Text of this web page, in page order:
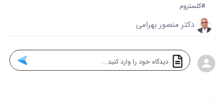
#کلستروم
دکتر منصور بهرامی